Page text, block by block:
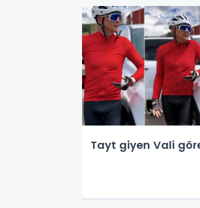
Tayt giyen Vali